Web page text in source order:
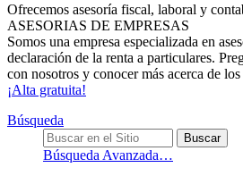
Ofrecemos asesoría fiscal, laboral y
ASESORIAS DE EMPRESAS
Somos una empresa especializada en
declaración de la renta a particulares.
con nosotros y conocer más acerca de
¡Alta gratuita!
Búsqueda
Búsqueda Avanzada…